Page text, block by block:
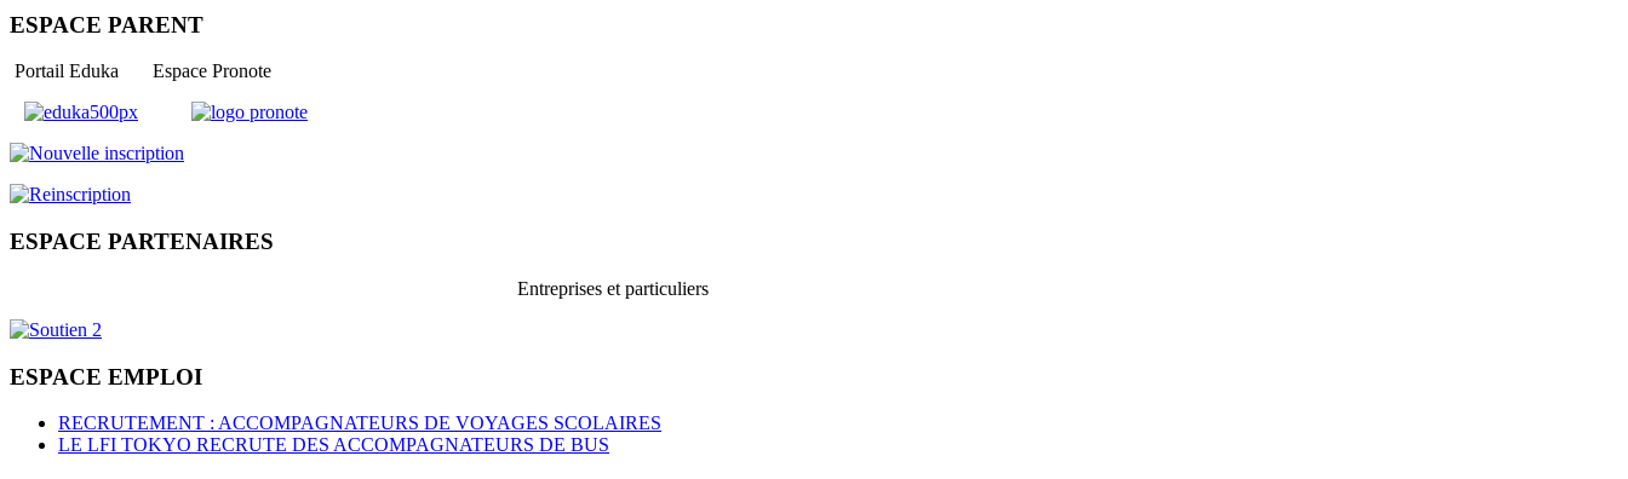
ESPACE PARENT
Portail Eduka Espace Pronote
ESPACE PARTENAIRES
Entreprises et particuliers
ESPACE EMPLOI
RECRUTEMENT : ACCOMPAGNATEURS DE VOYAGES SCOLAIRES
LE LFI TOKYO RECRUTE DES ACCOMPAGNATEURS DE BUS